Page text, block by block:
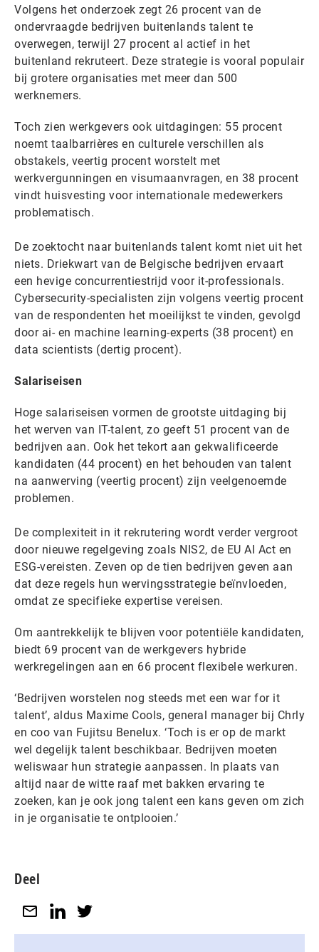
Volgens het onderzoek zegt 26 procent van de
ondervraagde bedrijven buitenlands talent te
overwegen, terwijl 27 procent al actief in het
buitenland rekruteert. Deze strategie is vooral populair
bij grotere organisaties met meer dan 500
werknemers.
Toch zien werkgevers ook uitdagingen: 55 procent
noemt taalbarrières en culturele verschillen als
obstakels, veertig procent worstelt met
werkvergunningen en visumaanvragen, en 38 procent
vindt huisvesting voor internationale medewerkers
problematisch.
De zoektocht naar buitenlands talent komt niet uit het
niets. Driekwart van de Belgische bedrijven ervaart
een hevige concurrentiestrijd voor it-professionals.
Cybersecurity-specialisten zijn volgens veertig procent
van de respondenten het moeilijkst te vinden, gevolgd
door ai- en machine learning-experts (38 procent) en
data scientists (dertig procent).
Salariseisen
Hoge salariseisen vormen de grootste uitdaging bij
het werven van IT-talent, zo geeft 51 procent van de
bedrijven aan. Ook het tekort aan gekwalificeerde
kandidaten (44 procent) en het behouden van talent
na aanwerving (veertig procent) zijn veelgenoemde
problemen.
De complexiteit in it rekrutering wordt verder vergroot
door nieuwe regelgeving zoals NIS2, de EU AI Act en
ESG-vereisten. Zeven op de tien bedrijven geven aan
dat deze regels hun wervingsstrategie beïnvloeden,
omdat ze specifieke expertise vereisen.
Om aantrekkelijk te blijven voor potentiële kandidaten,
biedt 69 procent van de werkgevers hybride
werkregelingen aan en 66 procent flexibele werkuren.
‘Bedrijven worstelen nog steeds met een war for it
talent’, aldus Maxime Cools, general manager bij Chrly
en coo van Fujitsu Benelux. ‘Toch is er op de markt
wel degelijk talent beschikbaar. Bedrijven moeten
weliswaar hun strategie aanpassen. In plaats van
altijd naar de witte raaf met bakken ervaring te
zoeken, kan je ook jong talent een kans geven om zich
in je organisatie te ontplooien.’
Deel